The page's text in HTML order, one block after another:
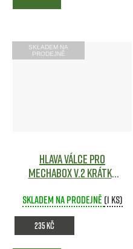
SKLADEM NA
PRODEJNĚ
Hlava válce pro
mechabox V.2 krátká
SHSAirsoft
Skladem na prodejně (1 ks)
235 Kč